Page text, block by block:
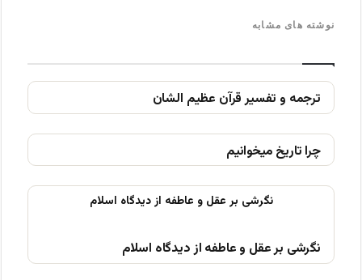
نوشته های مشابه
ترجمه و تفسیر قرآن عظیم الشان
چرا تاریخ میخوانیم
نگرشی بر عقل و عاطفه از دیدگاه اسلام